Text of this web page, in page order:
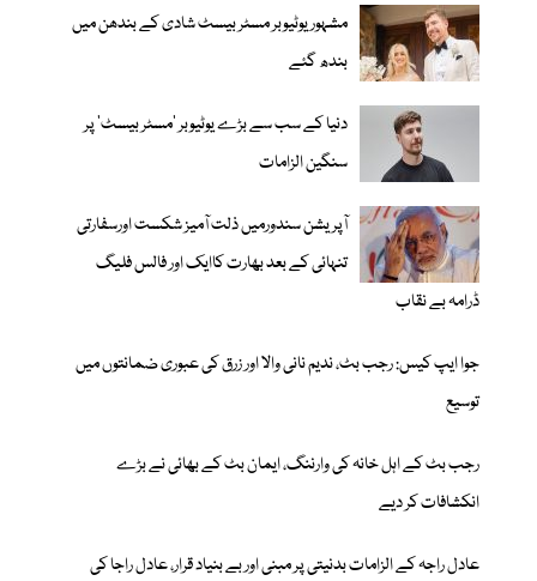
مشہور یوٹیوبر مسٹر بیسٹ شادی کے بندھن میں
بندھ گئے
دنیا کے سب سے بڑے یوٹیوبر ’مسٹر بیسٹ‘ پر
سنگین الزامات
آپریشن سندورمیں ذلت آمیز شکست اورسفارتی
تنہائی کے بعد بھارت کاایک اور فالس فلیگ
ڈرامہ بے نقاب
جوا ایپ کیس: رجب بٹ، ندیم نانی والا اور زرق کی عبوری ضمانتوں میں
توسیع
رجب بٹ کے اہل خانہ کی وارننگ، ایمان بٹ کے بھائی نے بڑے
انکشافات کر دیے
عادل راجہ کے الزامات بدنیتی پر مبنی اور بے بنیاد قرار، عادل راجا کی